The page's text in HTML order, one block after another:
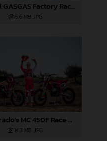
Red Bull GASGAS Factory Racing - MXGP 2024
5,6 MB .JPG
Jorge Prado's MC 450F Race Bike (left) and MC 450F Prado Edition (right)
14,3 MB .JPG